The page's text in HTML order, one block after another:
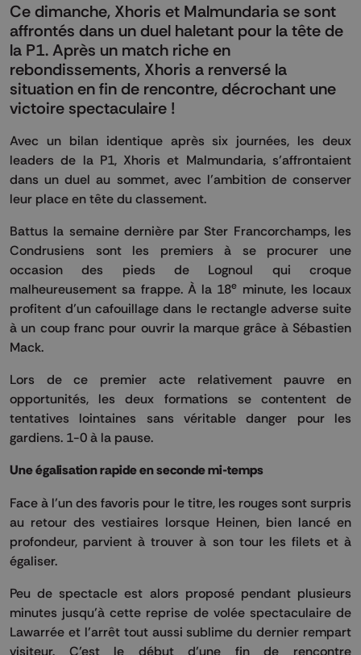
Ce dimanche, Xhoris et Malmundaria se sont
affrontés dans un duel haletant pour la tête de
la P1. Après un match riche en
rebondissements, Xhoris a renversé la
situation en fin de rencontre, décrochant une
victoire spectaculaire !
Avec un bilan identique après six journées, les deux
leaders de la P1, Xhoris et Malmundaria, s’affrontaient
dans un duel au sommet, avec l’ambition de conserver
leur place en tête du classement.
Battus la semaine dernière par Ster Francorchamps, les
Condrusiens sont les premiers à se procurer une
occasion des pieds de Lognoul qui croque
malheureusement sa frappe. À la 18e minute, les locaux
profitent d’un cafouillage dans le rectangle adverse suite
à un coup franc pour ouvrir la marque grâce à Sébastien
Mack.
Lors de ce premier acte relativement pauvre en
opportunités, les deux formations se contentent de
tentatives lointaines sans véritable danger pour les
gardiens. 1-0 à la pause.
Une égalisation rapide en seconde mi-temps
Face à l’un des favoris pour le titre, les rouges sont surpris
au retour des vestiaires lorsque Heinen, bien lancé en
profondeur, parvient à trouver à son tour les filets et à
égaliser.
Peu de spectacle est alors proposé pendant plusieurs
minutes jusqu’à cette reprise de volée spectaculaire de
Lawarrée et l’arrêt tout aussi sublime du dernier rempart
visiteur. C’est le début d’une fin de rencontre